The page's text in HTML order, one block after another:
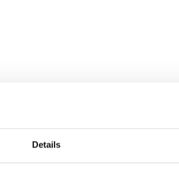
Details